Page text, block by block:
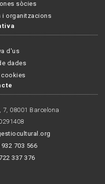
sòcies
i organitzacions
d'us
dades
cookies
08001 Barcelona
703 566
337 376